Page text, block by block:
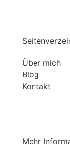
Über mich
Blog
Kontakt
Mehr